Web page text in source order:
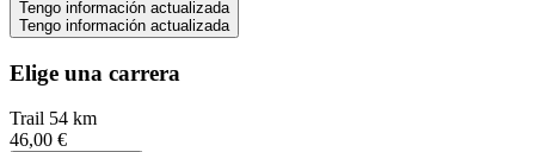
Tengo información actualizada
Tengo información actualizada
Elige una carrera
Trail 54 km
46,00 €